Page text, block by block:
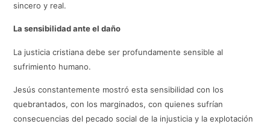
sincero y real.
La sensibilidad ante el daño
La justicia cristiana debe ser profundamente sensible al
sufrimiento humano.
Jesús constantemente mostró esta sensibilidad con los
quebrantados, con los marginados, con quienes sufrían
consecuencias del pecado social de la injusticia y la explotación